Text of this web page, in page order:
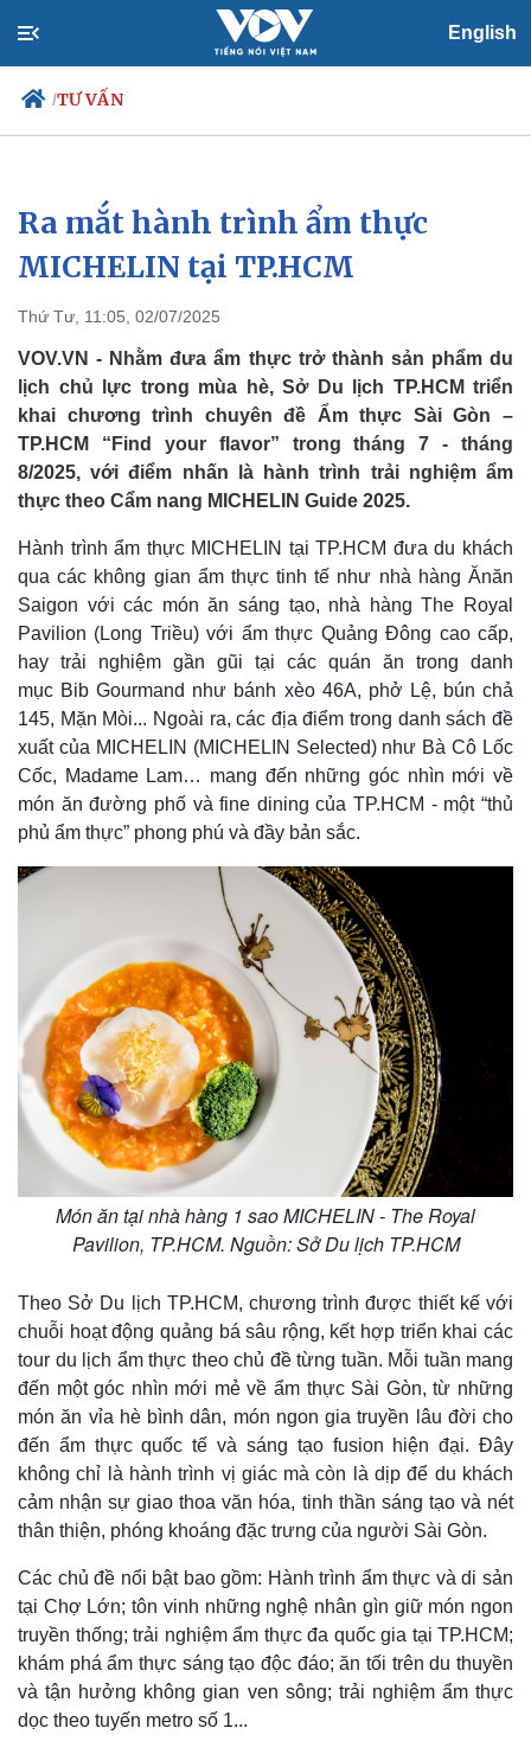
English
/TƯ VẤN
Chính trị
Đảng
Tổ chức nhân sự
Nhận diện sự thật
Xã hội
Tin 24h
Dự báo thời tiết
Việc làm
Biển đảo
Thế giới
Quan sát
Cuộc sống đó đây
Hồ sơ
Multimedia
Video
Ảnh
E-Magazine
Ra mắt hành trình ẩm thực
MICHELIN tại TP.HCM
Thứ Tư, 11:05, 02/07/2025
VOV.VN - Nhằm đưa ẩm thực trở thành sản phẩm du
lịch chủ lực trong mùa hè, Sở Du lịch TP.HCM triển
khai chương trình chuyên đề Ẩm thực Sài Gòn –
TP.HCM “Find your flavor” trong tháng 7 - tháng
8/2025, với điểm nhấn là hành trình trải nghiệm ẩm
thực theo Cẩm nang MICHELIN Guide 2025.
Hành trình ẩm thực MICHELIN tại TP.HCM đưa du khách
qua các không gian ẩm thực tinh tế như nhà hàng Ănăn
Saigon với các món ăn sáng tạo, nhà hàng The Royal
Pavilion (Long Triều) với ẩm thực Quảng Đông cao cấp,
hay trải nghiệm gần gũi tại các quán ăn trong danh
mục Bib Gourmand như bánh xèo 46A, phở Lệ, bún chả
145, Mặn Mòi... Ngoài ra, các địa điểm trong danh sách đề
xuất của MICHELIN (MICHELIN Selected) như Bà Cô Lốc
Cốc, Madame Lam… mang đến những góc nhìn mới về
món ăn đường phố và fine dining của TP.HCM - một “thủ
phủ ẩm thực” phong phú và đầy bản sắc.
Món ăn tại nhà hàng 1 sao MICHELIN - The Royal
Pavilion, TP.HCM. Nguồn: Sở Du lịch TP.HCM
Theo Sở Du lịch TP.HCM, chương trình được thiết kế với
chuỗi hoạt động quảng bá sâu rộng, kết hợp triển khai các
tour du lịch ẩm thực theo chủ đề từng tuần. Mỗi tuần mang
đến một góc nhìn mới mẻ về ẩm thực Sài Gòn, từ những
món ăn vỉa hè bình dân, món ngon gia truyền lâu đời cho
đến ẩm thực quốc tế và sáng tạo fusion hiện đại. Đây
không chỉ là hành trình vị giác mà còn là dịp để du khách
cảm nhận sự giao thoa văn hóa, tinh thần sáng tạo và nét
thân thiện, phóng khoáng đặc trưng của người Sài Gòn.
Các chủ đề nổi bật bao gồm: Hành trình ẩm thực và di sản
tại Chợ Lớn; tôn vinh những nghệ nhân gìn giữ món ngon
truyền thống; trải nghiệm ẩm thực đa quốc gia tại TP.HCM;
khám phá ẩm thực sáng tạo độc đáo; ăn tối trên du thuyền
và tận hưởng không gian ven sông; trải nghiệm ẩm thực
dọc theo tuyến metro số 1...